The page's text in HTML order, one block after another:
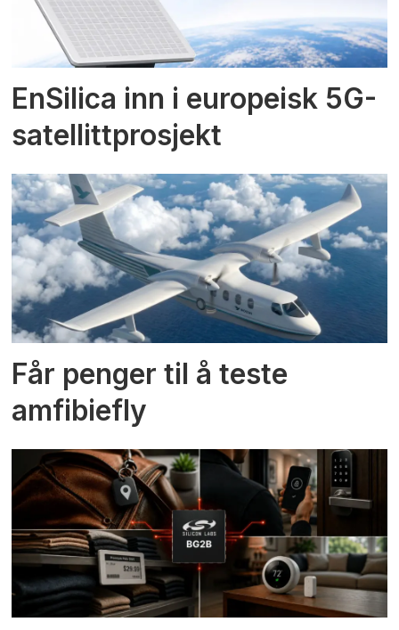
EnSilica inn i europeisk 5G-
satellittprosjekt
Får penger til å teste
amfibiefly